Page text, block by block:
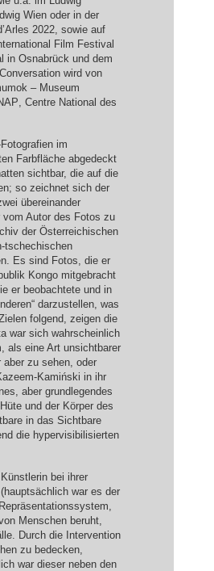
Wien oder in der
2022, sowie auf
Film Festival
in Osnabrück und dem
wird von
– Museum
, Centre National des
im
Farbfläche abgedeckt
sichtbar, die auf die
so zeichnet sich der
übereinander
Autor des Fotos zu
der Österreichischen
tschechischen
Es sind Fotos, die er
Kongo mitgebracht
er beobachtete und in
darzustellen, was
folgend, zeigen die
war sich wahrscheinlich
als eine Art unsichtbarer
zu sehen, oder
Kamiński in ihr
aber grundlegendes
und der Körper des
in das Sichtbare
die hypervisibilisierten
bei ihrer
war es der
Menschen beruht,
Durch die Intervention
zu bedecken,
war dieser neben den